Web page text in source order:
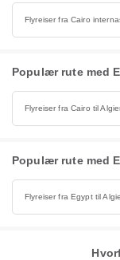
Flyreiser fra Cairo
Populær rute med
Flyreiser fra Cairo til
Populær rute med
Flyreiser fra Egypt til